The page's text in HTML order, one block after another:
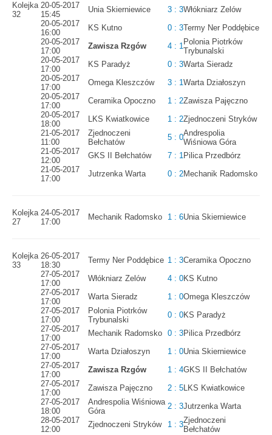
Kolejka
32
20-05-2017
15:45
Unia Skierniewice 3 : 3Włókniarz Zelów
20-05-2017
16:00
KS Kutno 0 : 3Termy Ner Poddębice
20-05-2017
17:00
Zawisza Rzgów 4 : 1Polonia Piotrków
Trybunalski
20-05-2017
17:00
KS Paradyż 0 : 3Warta Sieradz
20-05-2017
17:00
Omega Kleszczów 3 : 1Warta Działoszyn
20-05-2017
17:00
Ceramika Opoczno 1 : 2Zawisza Pajęczno
20-05-2017
18:00
LKS Kwiatkowice 1 : 2Zjednoczeni Stryków
21-05-2017
11:00
Zjednoczeni
Bełchatów
5 : 0Andrespolia
Wiśniowa Góra
21-05-2017
12:00
GKS II Bełchatów 7 : 1Pilica Przedbórz
21-05-2017
17:00
Jutrzenka Warta 0 : 2Mechanik Radomsko
Kolejka
27
24-05-2017
17:00
Mechanik Radomsko 1 : 6Unia Skierniewice
Kolejka
33
26-05-2017
18:30
Termy Ner Poddębice 1 : 3Ceramika Opoczno
27-05-2017
17:00
Włókniarz Zelów 4 : 0KS Kutno
27-05-2017
17:00
Warta Sieradz 1 : 0Omega Kleszczów
27-05-2017
17:00
Polonia Piotrków
Trybunalski
0 : 0KS Paradyż
27-05-2017
17:00
Mechanik Radomsko 0 : 3Pilica Przedbórz
27-05-2017
17:00
Warta Działoszyn 1 : 0Unia Skierniewice
27-05-2017
17:00
Zawisza Rzgów 1 : 4GKS II Bełchatów
27-05-2017
17:00
Zawisza Pajęczno 2 : 5LKS Kwiatkowice
27-05-2017
18:00
Andrespolia Wiśniowa
Góra
2 : 3Jutrzenka Warta
28-05-2017
12:00
Zjednoczeni Stryków 1 : 3Zjednoczeni
Bełchatów